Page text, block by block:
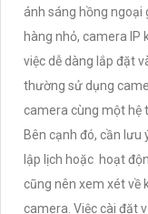
ánh sáng hồng ngoại
hàng nhỏ, camera IP
việc dễ dàng lắp đặt
thường sử dụng
camera cùng một hệ
Bên cạnh đó, cần lưu
lập lịch hoặc hoạt
cũng nên xem xét về
camera. Việc cài đặt